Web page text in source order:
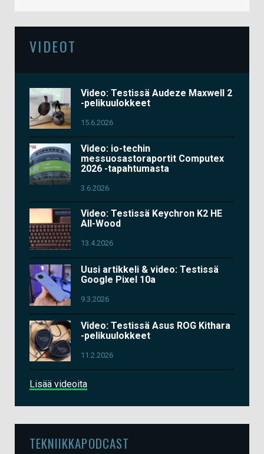
VIDEOT
Video: Testissä Audeze Maxwell 2
-pelikuulokkeet
15.6.2026
Video: io-techin
messuosastoraportit Computex
2026 -tapahtumasta
3.6.2026
Video: Testissä Keychron K2 HE
All-Wood
13.4.2026
Uusi artikkeli & video: Testissä
Google Pixel 10a
9.3.2026
Video: Testissä Asus ROG Kithara
-pelikuulokkeet
11.2.2026
Lisää videoita
TEKNIIKKAPODCAST